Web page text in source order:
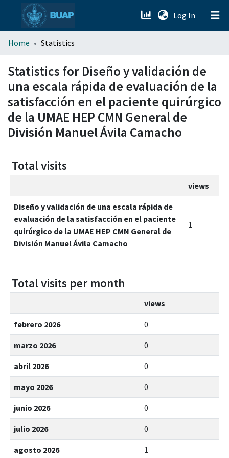
Log In (current)
menu.section.about_menu
All of DSpace
Home Statistics
Statistics for Diseño y validación de
una escala rápida de evaluación de la
satisfacción en el paciente quirúrgico
de la UMAE HEP CMN General de
División Manuel Ávila Camacho
Total visits
views
Diseño y validación de una escala rápida de
evaluación de la satisfacción en el paciente
quirúrgico de la UMAE HEP CMN General de
División Manuel Ávila Camacho
1
Total visits per month
views
febrero 2026 0
marzo 2026 0
abril 2026 0
mayo 2026 0
junio 2026 0
julio 2026 0
agosto 2026 1